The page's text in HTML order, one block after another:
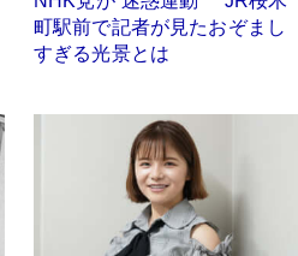
町駅前で記者が見たおぞまし
すぎる光景とは